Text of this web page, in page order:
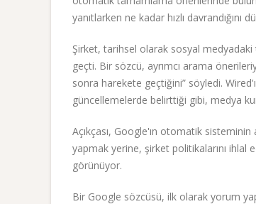
yanıtlarken ne kadar hızlı
Şirket, tarihsel olarak sosyal
geçti. Bir sözcü, ayrımcı arama
sonra harekete geçtiğini” söyledi.
güncellemelerde belirttiği gibi, medya
Açıkçası, Google'ın otomatik
yapmak yerine, şirket politikalarını ihlal
görünüyor.
Bir Google sözcüsü, ilk olarak yorum